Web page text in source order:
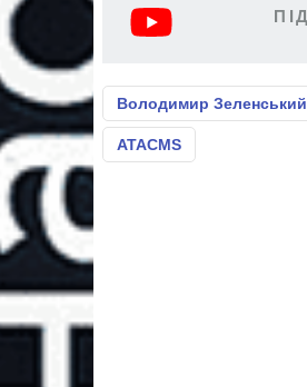
Володимир Зеленський
ATACMS